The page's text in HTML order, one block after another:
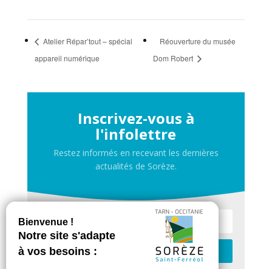
Atelier Répar’tout – spécial
appareil numérique
Réouverture du musée
Dom Robert
Inscrivez-vous à
l'infolettre
Restez informés en recevant les dernières
actualités de Sorèze.
Je m'inscris